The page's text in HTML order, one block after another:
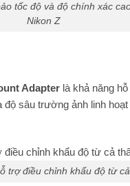
tốc độ và độ chính xác
Nikon Z
Adapter là khả năng
sâu trường ảnh linh
trợ điều chỉnh khẩu độ từ